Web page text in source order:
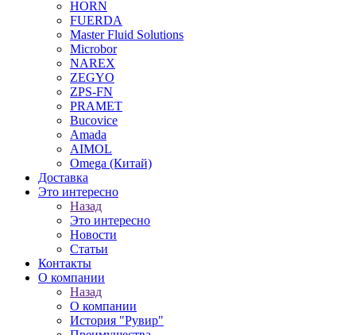
HORN
FUERDA
Master Fluid Solutions
Microbor
NAREX
ZEGYO
ZPS-FN
PRAMET
Bucovice
Amada
AIMOL
Omega (Китай)
Доставка
Это интересно
Назад
Это интересно
Новости
Статьи
Контакты
О компании
Назад
О компании
История "Рувир"